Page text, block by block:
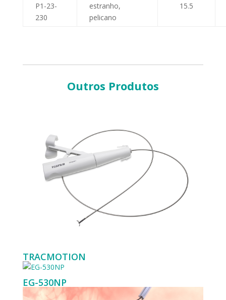
P1-23-
230
estranho,
pelicano
15.5
Outros Produtos
TRACMOTION
EG-530NP